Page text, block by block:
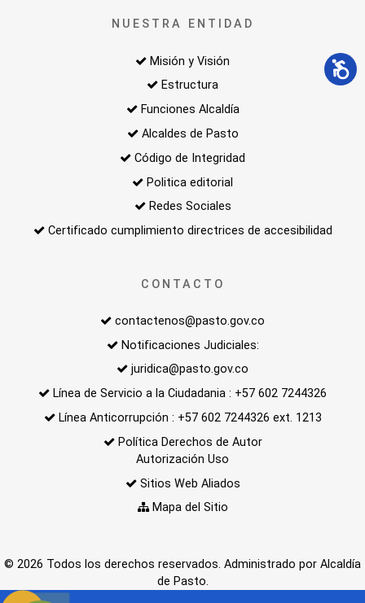
NUESTRA ENTIDAD
Misión y Visión
Estructura
Funciones Alcaldía
Alcaldes de Pasto
Código de Integridad
Politica editorial
Redes Sociales
Certificado cumplimiento directrices de accesibilidad
CONTACTO
contactenos@pasto.gov.co
Notificaciones Judiciales:
juridica@pasto.gov.co
Línea de Servicio a la Ciudadania : +57 602 7244326
Línea Anticorrupción : +57 602 7244326 ext. 1213
Política Derechos de Autor
Autorización Uso
Sitios Web Aliados
Mapa del Sitio
© 2026 Todos los derechos reservados. Administrado por Alcaldía
de Pasto.